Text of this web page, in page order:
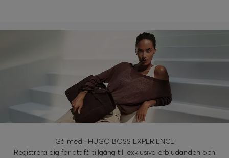
Gå med i HUGO BOSS EXPERIENCE
Registrera dig för att få tillgång till exklusiva erbjudanden och